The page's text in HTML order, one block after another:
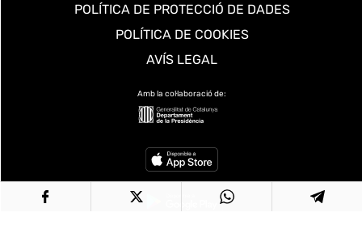
POLÍTICA DE PROTECCIÓ DE DADES
POLÍTICA DE COOKIES
AVÍS LEGAL
Amb la col·laboració de: